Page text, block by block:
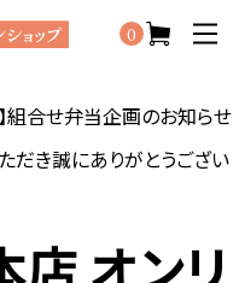
0
組合せ弁当企画のお知らせ
だき誠にありがとうござい
店 オンリ